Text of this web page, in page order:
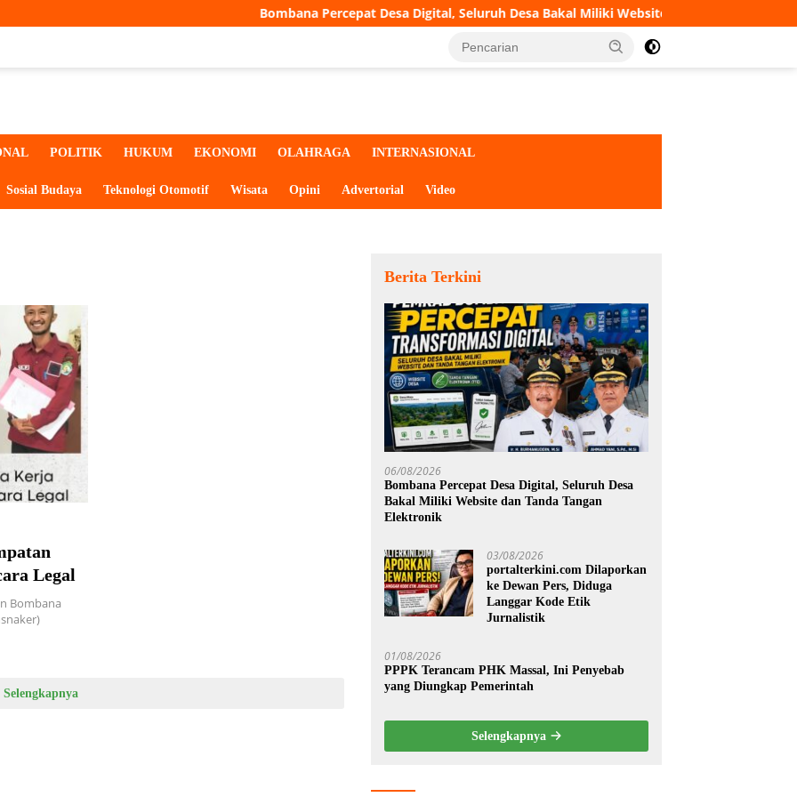
Bombana Percepat Desa Digital, Seluruh Desa Bakal Miliki Website dan Tanda Tangan Elektronik
POLITIK HUKUM EKONOMI OLAHRAGA INTERNASIONAL
Sosial Budaya Teknologi Otomotif Wisata Opini Advertorial Video
Legal
Bombana
Selengkapnya
Berita Terkini
06/08/2026
Bombana Percepat Desa Digital, Seluruh Desa
Bakal Miliki Website dan Tanda Tangan
Elektronik
03/08/2026
portalterkini.com Dilaporkan
ke Dewan Pers, Diduga
Langgar Kode Etik
Jurnalistik
01/08/2026
PPPK Terancam PHK Massal, Ini Penyebab
yang Diungkap Pemerintah
Selengkapnya